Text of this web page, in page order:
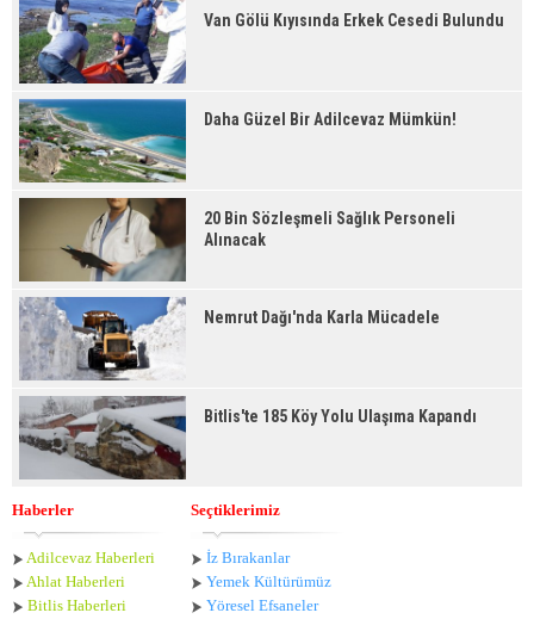
Van Gölü Kıyısında Erkek Cesedi Bulundu
Daha Güzel Bir Adilcevaz Mümkün!
20 Bin Sözleşmeli Sağlık Personeli
Alınacak
Nemrut Dağı'nda Karla Mücadele
Bitlis'te 185 Köy Yolu Ulaşıma Kapandı
Haberler
Adilcevaz Haberleri
Ahlat Haberleri
Bitlis Haberleri
Seçtiklerimiz
İz Bırakanlar
Yemek Kültürümüz
Yöresel Efsaneler